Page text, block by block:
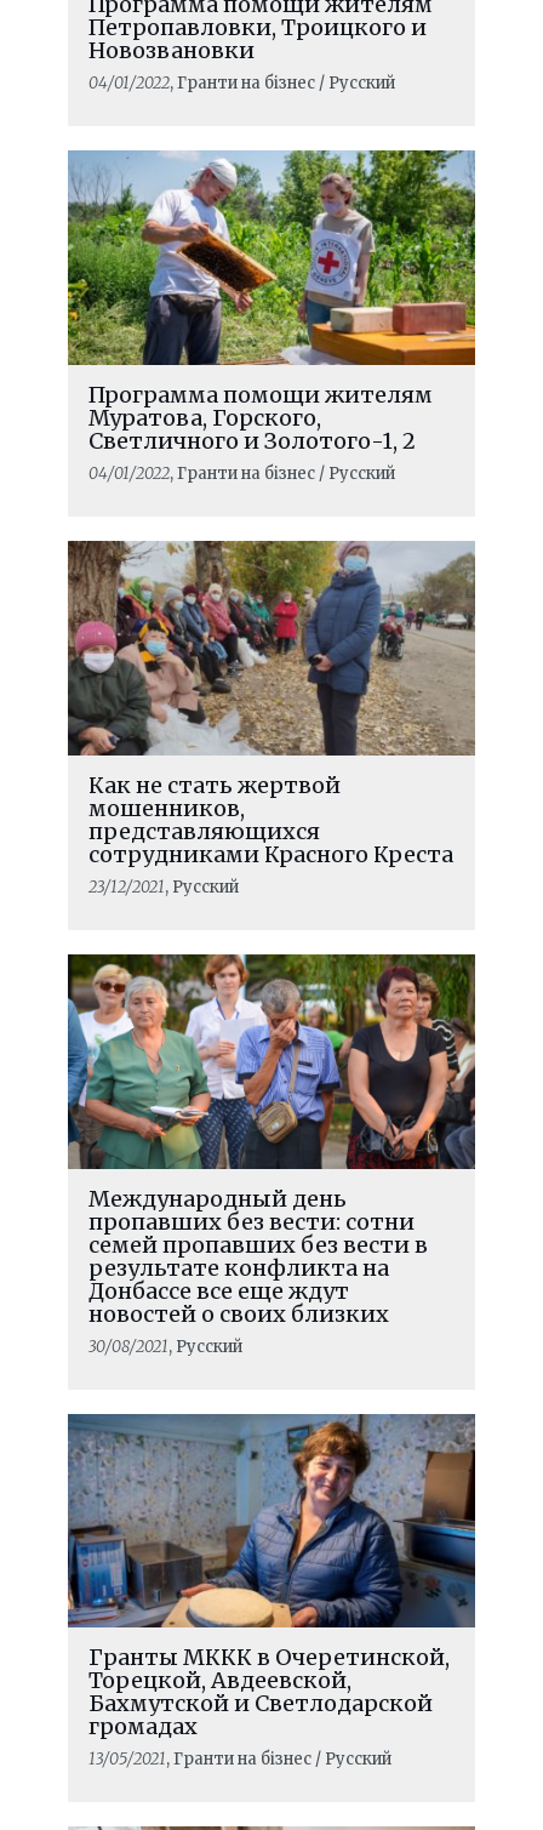
Петропавловки, Троицкого и
Новозвановки
04/01/2022, Гранти на бізнес / Русский
Программа помощи жителям
Муратова, Горского,
Светличного и Золотого-1, 2
04/01/2022, Гранти на бізнес / Русский
Как не стать жертвой
мошенников,
представляющихся
сотрудниками Красного Креста
23/12/2021, Русский
Международный день
пропавших без вести: сотни
семей пропавших без вести в
результате конфликта на
Донбассе все еще ждут
новостей о своих близких
30/08/2021, Русский
Гранты МККК в Очеретинской,
Торецкой, Авдеевской,
Бахмутской и Светлодарской
громадах
13/05/2021, Гранти на бізнес / Русский